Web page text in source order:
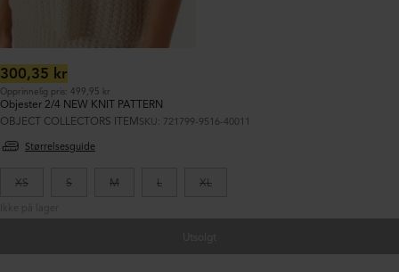
Ordinær
pris:
300,35 kr
Opprinnelig pris: 499,95 kr
Objester 2/4 NEW KNIT PATTERN
OBJECT COLLECTORS ITEMSKU: 721799-9516-40011
Størrelsesguide
XS S M L XL